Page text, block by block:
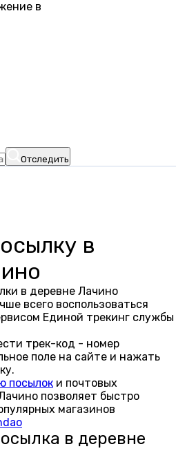
в
Отследить
в
в деревне Лачино
всего воспользоваться
Единой трекинг службы
трек-код - номер
поле на сайте и нажать
посылок и почтовых
позволяет быстро
магазинов
в деревне